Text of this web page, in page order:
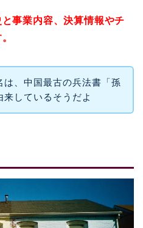
事業内容、決算情報やチ
は、中国最古の兵法書「孫
来しているそうだよ